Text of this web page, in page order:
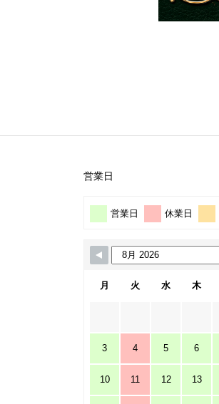
営業日
営業日 休業日
月 火 水 木
3 4 5 6
10 11 12 13